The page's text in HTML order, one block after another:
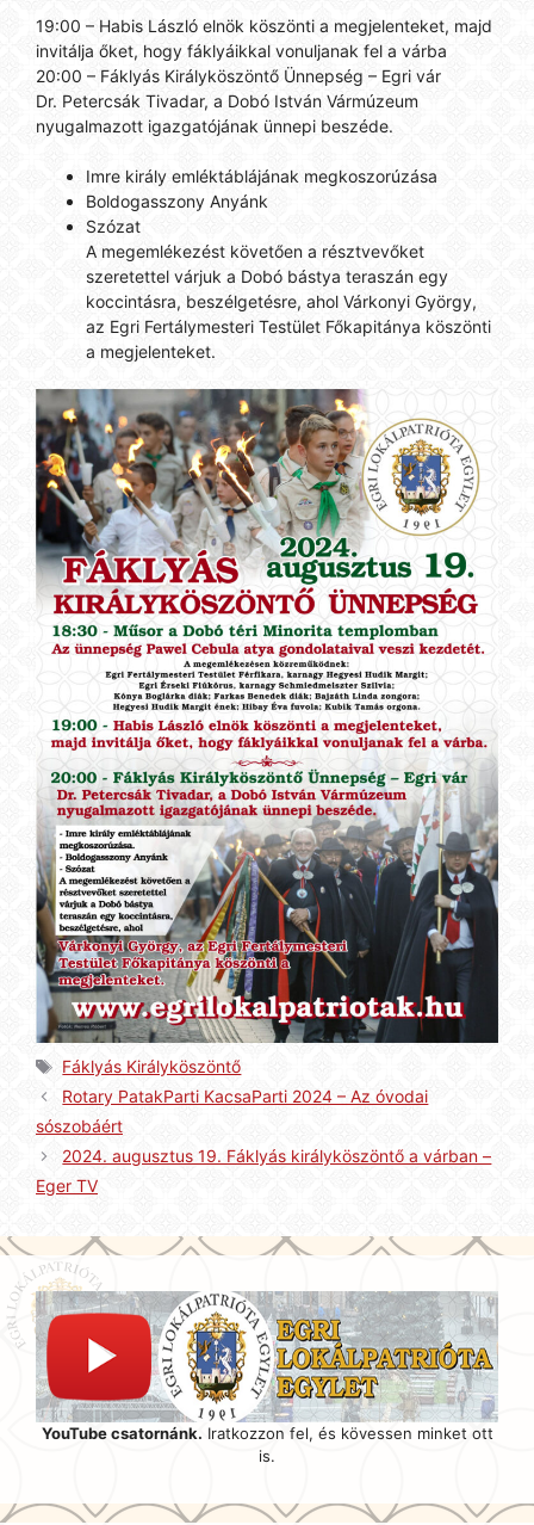
19:00 – Habis László elnök köszönti a megjelenteket, majd
invitálja őket, hogy fáklyáikkal vonuljanak fel a várba
20:00 – Fáklyás Királyköszöntő Ünnepség – Egri vár
Dr. Petercsák Tivadar, a Dobó István Vármúzeum
nyugalmazott igazgatójának ünnepi beszéde.
Imre király emléktáblájának megkoszorúzása
Boldogasszony Anyánk
Szózat
A megemlékezést követően a résztvevőket
szeretettel várjuk a Dobó bástya teraszán egy
koccintásra, beszélgetésre, ahol Várkonyi György,
az Egri Fertálymesteri Testület Főkapitánya köszönti
a megjelenteket.
Címkék
Fáklyás Királyköszöntő
Rotary PatakParti KacsaParti 2024 – Az óvodai
sószobáért
2024. augusztus 19. Fáklyás királyköszöntő a várban –
Eger TV
YouTube csatornánk. Iratkozzon fel, és kövessen minket ott
is.